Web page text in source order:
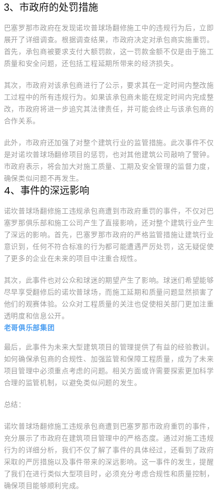
3、市政府的处罚措施
巴塞罗那市政府在发现诺坎普球场翻修施工中的违规行为后，立即
展开了详细调查。根据调查结果，市政府决定对承包商实施重罚。
首先，承包商被要求支付大额罚款，这一罚款金额不仅是由于施工
质量和安全问题，还包括工程延期所带来的经济损失。
其次，市政府对该承包商进行了公示，要求其在一定时间内整改施
工过程中的所有违规行为。如果该承包商未能在规定时间内完成整
改，市政府将进一步追究其法律责任，并可能会终止与该承包商的
合作关系。
此外，市政府还加强了对整个建筑行业的监管措施。此次事件不仅
是对诺坎普球场翻修项目的惩罚，也对其他建筑公司敲响了警钟。
市政府表示，将会加大对施工质量、工期及安全管理的监督力度，
确保类似问题不再发生。
4、事件的深远影响
诺坎普球场翻修施工违规承包商遭到市政府重罚的事件，不仅对巴
塞罗那俱乐部和施工公司产生了直接影响，还对整个建筑行业产生
了深远的影响。首先，巴塞罗那市政府的严格监管措施让建筑行业
意识到，任何不符合标准的行为都可能遭遇严厉处罚，这无疑促使
了更多的企业在未来的项目中注重合规性。
其次，此事件也对公众和球迷的期望产生了影响。球迷们希望能够
尽早享受翻修后的诺坎普球场，而施工延期和质量问题显然损害了
他们的观赛体验。公众对工程质量的关注也促使相关部门更加注重
透明度和信息公开。
老哥俱乐部集团
最后，此事件为未来大型建筑项目的管理提供了有益的经验教训。
如何确保承包商的合规性、加强监管和保障工程质量，成为了未来
项目管理中必须重点考虑的问题。相关方面或许需要探索更加科学
合理的监管机制，以避免类似问题的发生。
总结：
诺坎普球场翻修施工违规承包商遭到巴塞罗那市政府重罚的事件，
充分展示了市政府在建筑项目管理中的严格态度。通过对施工违规
行为的详细分析，我们不仅了解了事件的具体经过，还看到了政府
采取的严厉措施以及事件带来的深远影响。这一事件的发生，提醒
了我们在进行类似大型项目时，必须充分考虑合规性和质量控制，
确保项目能够顺利完成。